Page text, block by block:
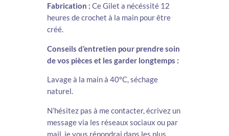
Fabrication : Ce Gilet a nécéssité 12
heures de crochet à la main pour être
créé.
Conseils d’entretien pour prendre soin
de vos pièces et les garder longtemps :
Lavage à la main à 40°C, séchage
naturel.
N’hésitez pas à me contacter, écrivez un
message via les réseaux sociaux ou par
mail, je vous répondrai dans les plus